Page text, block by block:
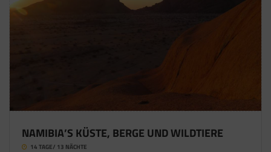
NAMIBIA’S KÜSTE, BERGE UND WILDTIERE
14 TAGE/ 13 NÄCHTE